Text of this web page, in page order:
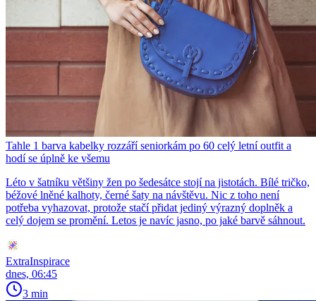
Tahle 1 barva kabelky rozzáří seniorkám po 60 celý letní outfit a
hodí se úplně ke všemu
Léto v šatníku většiny žen po šedesátce stojí na jistotách. Bílé tričko,
béžové lněné kalhoty, černé šaty na návštěvu. Nic z toho není
potřeba vyhazovat, protože stačí přidat jediný výrazný doplněk a
celý dojem se promění. Letos je navíc jasno, po jaké barvě sáhnout.
ExtraInspirace
dnes, 06:45
3 min